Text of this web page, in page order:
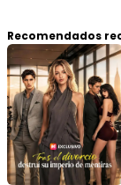
Recomendados